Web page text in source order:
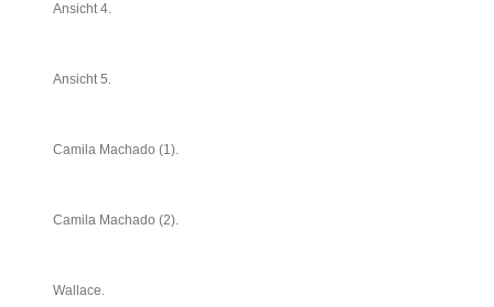
Ansicht 4.
Ansicht 5.
Camila Machado (1).
Camila Machado (2).
Wallace.